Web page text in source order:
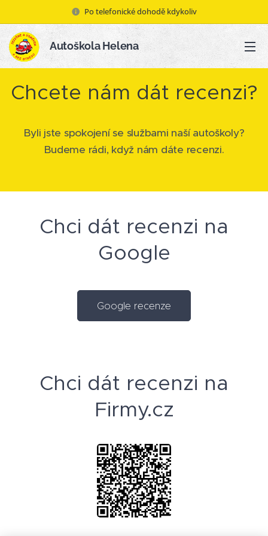
Po telefonické dohodě kdykoliv
Autoškola Helena
Chcete nám dát recenzi?
Byli jste spokojení se službami naší autoškoly?
Budeme rádi, když nám dáte recenzi.
Chci dát recenzi na
Google
Google recenze
Chci dát recenzi na
Firmy.cz